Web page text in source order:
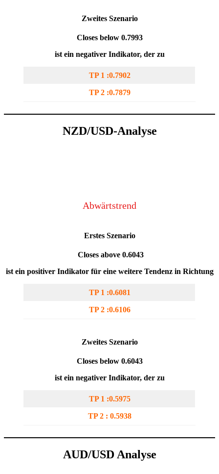
Zweites Szenario
Closes below 0.7993
ist ein negativer Indikator, der zu
TP 1 :0.7902
TP 2 :0.7879
NZD/USD-Analyse
Abwärtstrend
Erstes Szenario
Closes above 0.6043
ist ein positiver Indikator für eine weitere Tendenz in Richtung
TP 1 :0.6081
TP 2 :0.6106
Zweites Szenario
Closes below 0.6043
ist ein negativer Indikator, der zu
TP 1 :0.5975
TP 2 : 0.5938
AUD/USD Analyse